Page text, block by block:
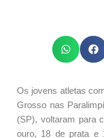
Os jovens atletas
Grosso nas
(SP), voltaram para
ouro, 18 de prata e